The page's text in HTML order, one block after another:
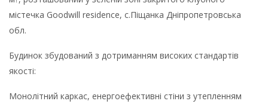
містечка Goodwill residence, с.Піщанка Дніпропетровська
обл.
Будинок збудований з дотриманням високих стандартів
якості:
Монолітний каркас, енергоефективні стіни з утепленням